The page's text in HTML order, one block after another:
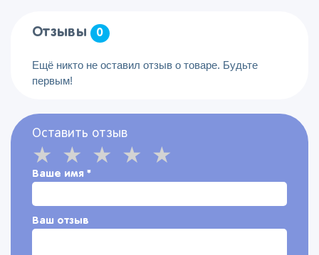
Отзывы 0
Ещё никто не оставил отзыв о товаре. Будьте
первым!
Оставить отзыв
Ваше имя *
Ваш отзыв